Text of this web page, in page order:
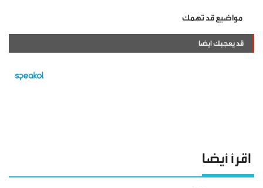
مواضيع قد تهمك
قد يعجبك ايضا
اقرأ أيضا